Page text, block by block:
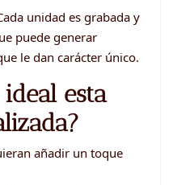
unidad es grabada y
puede generar
le dan carácter único.
esta
añadir un toque